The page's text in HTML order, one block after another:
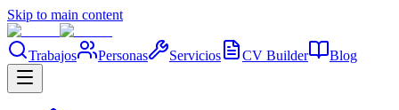
Skip to main content
Trabajos Personas Servicios CV Builder Blog